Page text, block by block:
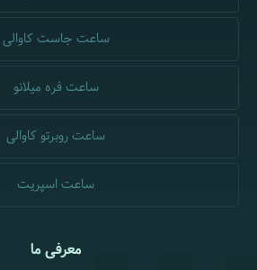
ساعت جاست کاوالی
ساعت فره میلانو
ساعت روبرتو کاوالی
ساعت اسپریت
معرفی ما